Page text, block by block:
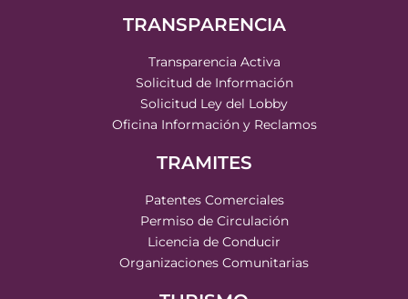
TRANSPARENCIA
Transparencia Activa
Solicitud de Información
Solicitud Ley del Lobby
Oficina Información y Reclamos
TRAMITES
Patentes Comerciales
Permiso de Circulación
Licencia de Conducir
Organizaciones Comunitarias